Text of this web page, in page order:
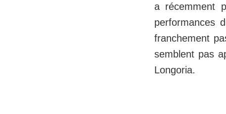
a récemment
performances
franchement
semblent pas
Longoria.